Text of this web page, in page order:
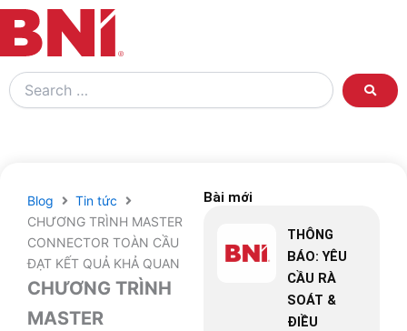
Search
…
Blog
Tin tức
CHƯƠNG TRÌNH MASTER
CONNECTOR TOÀN CẦU
ĐẠT KẾT QUẢ KHẢ QUAN
CHƯƠNG TRÌNH
MASTER
Bài mới
THÔNG
BÁO: YÊU
CẦU RÀ
SOÁT &
ĐIỀU